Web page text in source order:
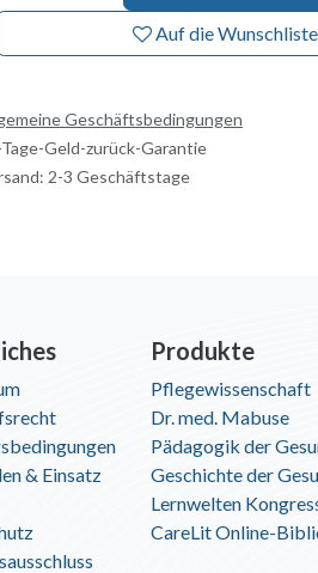
Auf die Wunschliste
Geschäftsbedingungen
Geld-zurück-Garantie
2-3 Geschäftstage
& Einsatz
Produkte
Pflegewissenschaft
Dr. med. Mabuse
Pädagogik der
Geschichte der
Lernwelten
CareLit Online-